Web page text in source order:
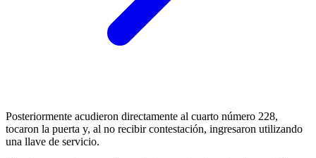
Posteriormente acudieron directamente al cuarto número 228,
tocaron la puerta y, al no recibir contestación, ingresaron utilizando
una llave de servicio.